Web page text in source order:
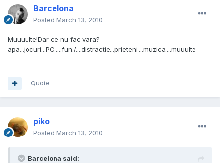
Barcelona
Posted March 13, 2010
Muuuulte!Dar ce nu fac vara?
apa...jocuri...PC.....fun./....distractie...prieteni....muzica....muuulte
Quote
piko
Posted March 13, 2010
Barcelona said: